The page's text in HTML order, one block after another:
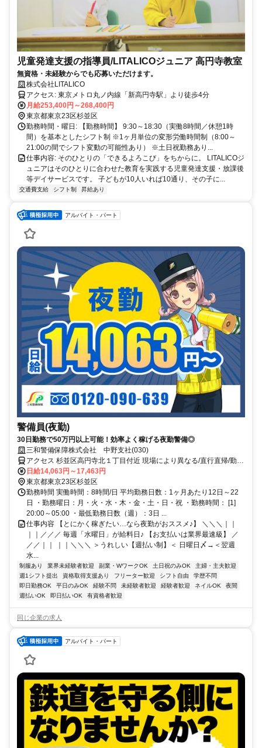
児童発達支援の指導員/LITALICOジュニア 高円寺教室
無資格・未経験からでも応募いただけます。
株式会社LITALICO
アクセス: 東京メトロ丸ノ内線「新高円寺駅」より徒歩4分
月給253,400円～268,400円
東京都東京23区杉並区
勤務時間・曜日: 【勤務時間】 9:30～18:30（実働8時間／休憩1時
間）を基本としたシフト制 ※1ヶ月単位の変形労働時間制（8:00～
21:00の間でシフト変動の可能性あり） ※土日祝勤務あり...
仕事内容: そのひとりの「できるよろこび」をちからに。 LITALICOジ
ュニアはそのひとりに合わせた教育を実践する児童発達支援・放課後
等デイサービスです。 子どもが10人いれば10通り、その子に...
交通費支給 シフト制 昇給あり
アルバイト・パート
警備員(夜勤)
30日勤務で50万円以上可能！効率よく稼げる夜勤警備◎
三和警備保障株式会社 中野支社(030)
アクセス 杉並区高円寺北１丁目付近 現場により異なる/直行直帰/勤務
地相談可 ■電話面接■来社不要
日給14,063円～17,463円
東京都東京23区杉並区
勤務時間 実働時間：8時間/日 平均勤務日数：1ヶ月あたり12日～22
日 ・勤務曜日：月・火・水・木・金・土・日・祝 ・勤務時間： [1]
20:00～05:00 ・最低勤務日数（週）：3日 ...
仕事内容 【とにかく稼ぎたい…なら夜勤がおススメ♪】 ＼＼＼｜｜
｜｜／／／ 毎週「水曜日」が給料日♪ 【お支払いは業界最速級】 ／
／／｜｜ ｜｜＼＼＼ ＞うれしい【週払い制】＜ 日曜日〆→＜翌週
水...
制服あり 業界未経験者歓迎 副業・WワークOK 土日祝のみOK
主婦・主夫歓迎
週1シフト提出
資格取得支援あり フリーター歓迎 シフト自由
学歴不問
即日勤務OK
平日のみOK 経験不問 未経験者歓迎 経験者歓迎 ネイルOK
夜間
週払いOK
即日払いOK 有資格者歓迎
同じ企業の求人
アルバイト・パート